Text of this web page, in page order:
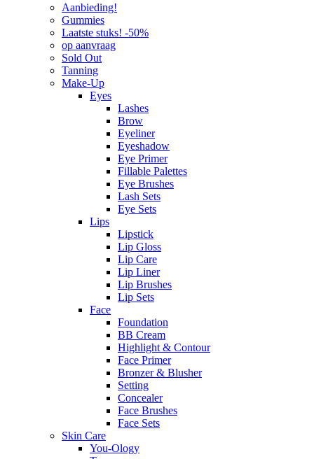
Aanbieding!
Gummies
Laatste stuks! -50%
op aanvraag
Sold Out
Tanning
Make-Up
Eyes
Lashes
Brow
Eyeliner
Eyeshadow
Eye Primer
Fillable Palettes
Eye Brushes
Lash Sets
Eye Sets
Lips
Lipstick
Lip Gloss
Lip Care
Lip Liner
Lip Brushes
Lip Sets
Face
Foundation
BB Cream
Highlight & Contour
Face Primer
Bronzer & Blusher
Setting
Concealer
Face Brushes
Face Sets
Skin Care
You-Ology